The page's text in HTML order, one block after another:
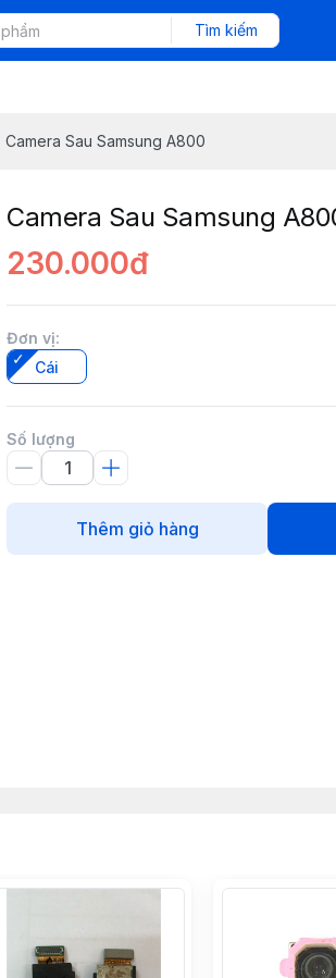
Tìm kiếm
Camera Sau Samsung A800
Camera Sau Samsung
230.000đ
Đơn vị:
Cái
Số lượng
Thêm giỏ hàng